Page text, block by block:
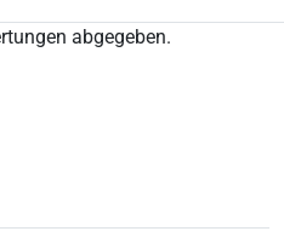
abgegeben.